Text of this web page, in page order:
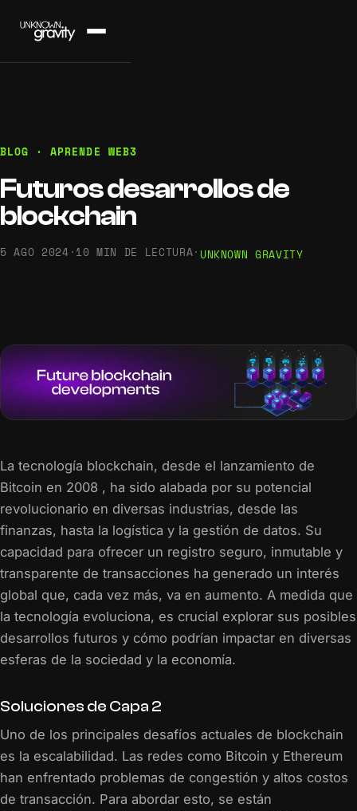
BLOG · APRENDE WEB3
Futuros desarrollos de
blockchain
5 AGO 2024 · 10 MIN DE LECTURA· UNKNOWN GRAVITY
La tecnología blockchain, desde el lanzamiento de
Bitcoin en 2008 , ha sido alabada por su potencial
revolucionario en diversas industrias, desde las
finanzas, hasta la logística y la gestión de datos. Su
capacidad para ofrecer un registro seguro, inmutable y
transparente de transacciones ha generado un interés
global que, cada vez más, va en aumento. A medida que
la tecnología evoluciona, es crucial explorar sus posibles
desarrollos futuros y cómo podrían impactar en diversas
esferas de la sociedad y la economía.
Soluciones de Capa 2
Uno de los principales desafíos actuales de blockchain
es la escalabilidad. Las redes como Bitcoin y Ethereum
han enfrentado problemas de congestión y altos costos
de transacción. Para abordar esto, se están